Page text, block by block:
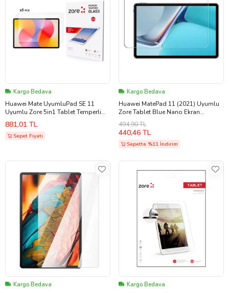
Kargo Bedava
Huawei Mate UyumluPad SE 11
Uyumlu Zore 5in1 Tablet Temperli
Cam Ekran Koruyucu (Renksiz)
881,01 TL
Sepet Fiyatı
Kargo Bedava
Huawei MatePad 11 (2021) Uyumlu
Zore Tablet Blue Nano Ekran
Koruyucu (Renksiz)
494,90 TL
440,46 TL
Sepette %11 İndirim
Kargo Bedava Kargo Bedava